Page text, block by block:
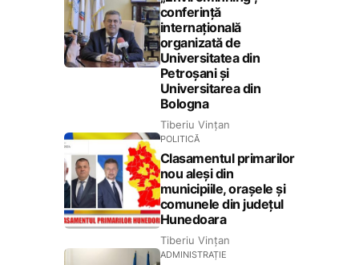
conferință
internațională
organizată de
Universitatea din
Petroșani și
Universitarea din
Bologna
Tiberiu Vințan
POLITICĂ
Clasamentul primarilor
nou aleși din
municipiile, orașele și
comunele din județul
Hunedoara
Tiberiu Vințan
ADMINISTRAȚIE